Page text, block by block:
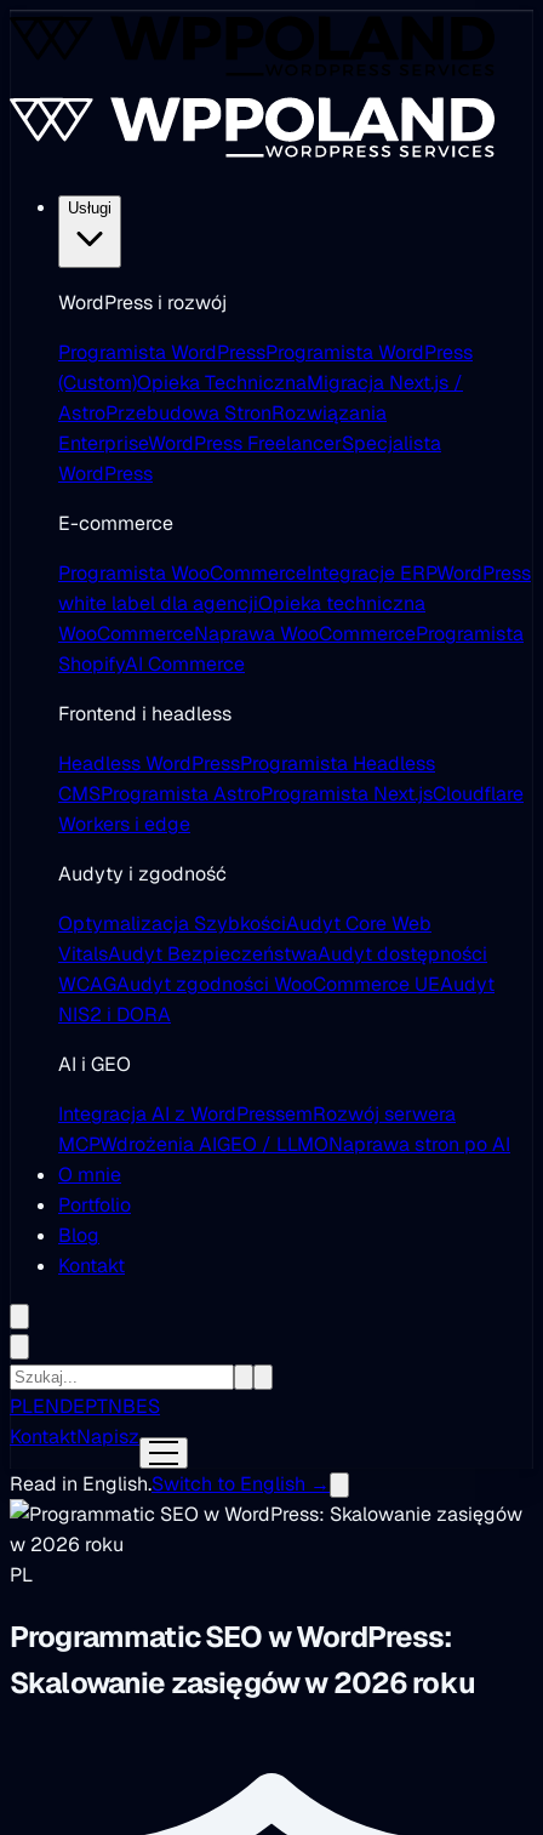
Usługi
WordPress i rozwój
Programista WordPressProgramista WordPress
(Custom)Opieka TechnicznaMigracja Next.js /
AstroPrzebudowa StronRozwiązania
EnterpriseWordPress FreelancerSpecjalista
WordPress
E-commerce
Programista WooCommerceIntegracje ERPWordPress
white label dla agencjiOpieka techniczna
WooCommerceNaprawa WooCommerceProgramista
ShopifyAI Commerce
Frontend i headless
Headless WordPressProgramista Headless
CMSProgramista AstroProgramista Next.jsCloudflare
Workers i edge
Audyty i zgodność
Optymalizacja SzybkościAudyt Core Web
VitalsAudyt BezpieczeństwaAudyt dostępności
WCAGAudyt zgodności WooCommerce UEAudyt
NIS2 i DORA
AI i GEO
Integracja AI z WordPressemRozwój serwera
MCPWdrożenia AIGEO / LLMONaprawa stron po AI
O mnie
Portfolio
Blog
Kontakt
PLENDEPTNBES
KontaktNapisz
Read in English.Switch to English →
PL
Programmatic SEO w WordPress:
Skalowanie zasięgów w 2026 roku